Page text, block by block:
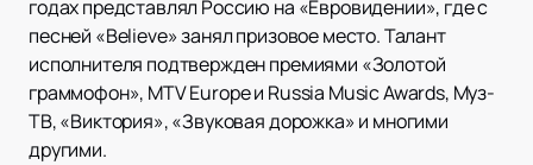
годах представлял Россию на «Евровидении», где с
песней «Believe» занял призовое место. Талант
исполнителя подтвержден премиями «Золотой
граммофон», MTV Europe и Russia Music Awards, Муз-
ТВ, «Виктория», «Звуковая дорожка» и многими
другими.